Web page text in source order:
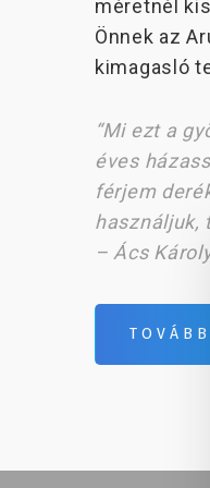
méretnél
Önnek az
kimagasló
“Mi ezt a
éves
férjem
használjuk,
– Ács